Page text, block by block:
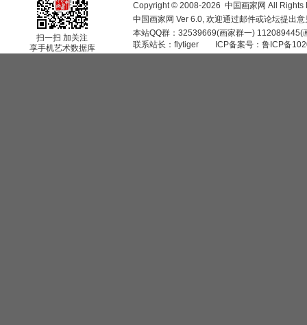
扫一扫 加关注
享手机艺术数据库
Copyright © 2008-2026 中国画家网 All Rights
中国画家网 Ver 6.0, 欢迎通过邮件或论坛提出
本站QQ群：32539669(画家群一)
联系站长： flytiger ICP备案号： 鲁ICP备